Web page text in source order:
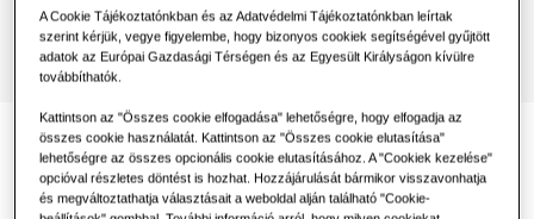
One Samsung
A Cookie Tájékoztatónkban és az Adatvédelmi Tájékoztatónkban leírtak
szerint kérjük, vegye figyelembe, hogy bizonyos cookiek segítségével gyűjtött
adatok az Európai Gazdasági Térségen és az Egyesült Királyságon kívülre
továbbíthatók.
Kattintson az "Összes cookie elfogadása" lehetőségre, hogy elfogadja az
összes cookie használatát. Kattintson az "Összes cookie elutasítása"
lehetőségre az összes opcionális cookie elutasításához. A "Cookiek kezelése"
opcióval részletes döntést is hozhat. Hozzájárulását bármikor visszavonhatja
és megváltoztathatja választásait a weboldal alján található "Cookie-